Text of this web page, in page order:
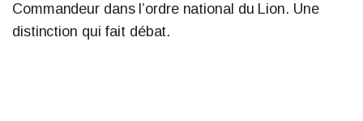
Commandeur dans l’ordre national du Lion. Une
distinction qui fait débat.